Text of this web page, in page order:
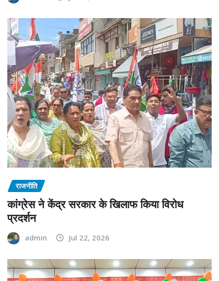
राजनीति
कांग्रेस ने केंद्र सरकार के खिलाफ किया विरोध
प्रदर्शन
admin Jul 22, 2026